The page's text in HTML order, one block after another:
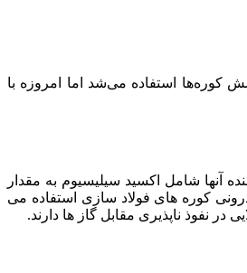
مختلی را تحمل می‌کنند. تا دهه 1960 از کربن و خاک نسوز برای پوشش کوره‌ها استفاده می‌شد اما امروزه با
آنها شامل اکسید سیلیسیوم به مقدار
کوره های فولاد سازی استفاده می
نفوذ ناپذیری مقابل گاز ها دارند.